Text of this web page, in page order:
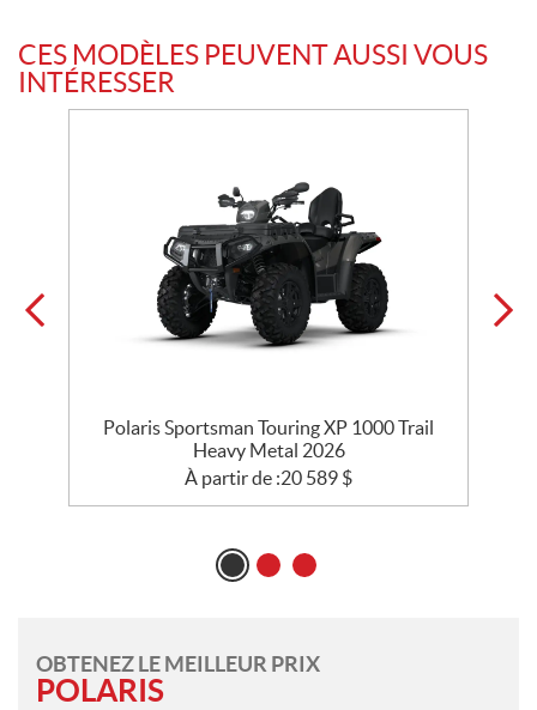
CES MODÈLES PEUVENT AUSSI VOUS
INTÉRESSER
Polaris Sportsman Touring XP 1000 Trail
Heavy Metal 2026
À partir de :20 589 $
OBTENEZ LE MEILLEUR PRIX
POLARIS